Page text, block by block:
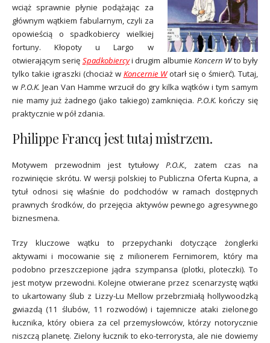
wciąż sprawnie płynie podążając za
głównym wątkiem fabularnym, czyli za
opowieścią o spadkobiercy wielkiej
fortuny. Kłopoty u Largo w
otwierającym serię Spadkobiercyi drugim albumieKoncern Wto były
tylko takie igraszki (chociaż w Koncernie Wotarł się o śmierć). Tutaj,
w P.O.K. Jean Van Hamme wrzucił do gry kilka wątków i tym samym
nie mamy już żadnego (jako takiego) zamknięcia. P.O.K. kończy się
praktycznie w pół zdania.
Philippe Francq jest tutaj mistrzem.
Motywem przewodnim jest tytułowyP.O.K., zatem czas na
rozwinięcie skrótu. W wersji polskiej to Publiczna Oferta Kupna, a
tytuł odnosi się właśnie do podchodów w ramach dostępnych
prawnych środków, do przejęcia aktywów pewnego agresywnego
biznesmena.
Trzy kluczowe wątku to przepychanki dotyczące żonglerki
aktywami i mocowanie się z milionerem Fernimorem, który ma
podobno przeszczepione jądra szympansa (plotki, ploteczki). To
jest motyw przewodni. Kolejne otwierane przez scenarzystę wątki
to ukartowany ślub z Lizzy-Lu Mellow przebrzmiałą hollywoodzką
gwiazdą (11 ślubów, 11 rozwodów) i tajemnicze ataki zielonego
łucznika, który obiera za cel przemysłowców, którzy notorycznie
niszczą planetę. Zielony łucznik to eko-terrorysta, ale nie dowiemy